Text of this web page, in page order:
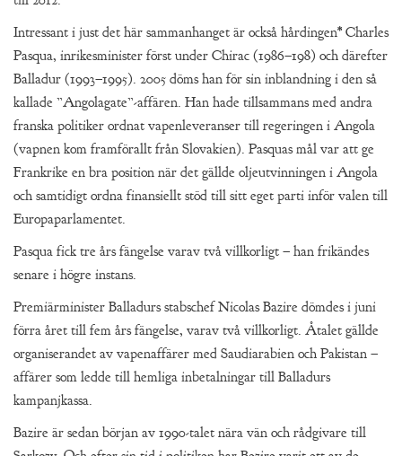
Intressant i just det här sammanhanget är också hårdingen* Charles
Pasqua, inrikesminister först under Chirac (1986–198) och därefter
Balladur (1993–1995). 2005 döms han för sin inblandning i den så
kallade ”Angolagate”-affären. Han hade tillsammans med andra
franska politiker ordnat vapenleveranser till regeringen i Angola
(vapnen kom framförallt från Slovakien). Pasquas mål var att ge
Frankrike en bra position när det gällde oljeutvinningen i Angola
och samtidigt ordna finansiellt stöd till sitt eget parti inför valen till
Europaparlamentet.
Pasqua fick tre års fängelse varav två villkorligt – han frikändes
senare i högre instans.
Premiärminister Balladurs stabschef Nicolas Bazire dömdes i juni
förra året till fem års fängelse, varav två villkorligt. Åtalet gällde
organiserandet av vapenaffärer med Saudiarabien och Pakistan –
affärer som ledde till hemliga inbetalningar till Balladurs
kampanjkassa.
Bazire är sedan början av 1990-talet nära vän och rådgivare till